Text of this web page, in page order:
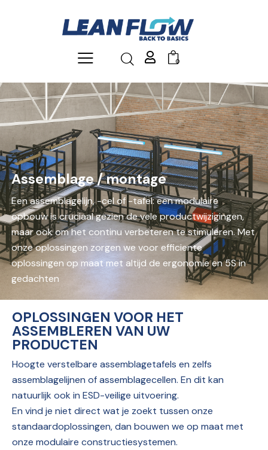
0
Assemblage / montage
Een assemblagelijn, -cel of -tafel: een modulaire
opbouw is cruciaal gezien de vele productwijzigingen,
maar ook om het continu verbeteren te stimuleren. Met
onze oplossingen zorgen we voor efficiente
oplossingen op maat met altijd de ergonomie en 5S in
gedachten
OPLOSSINGEN VOOR HET
ASSEMBLEREN VAN UW
PRODUCTEN
Hoogte verstelbare assemblagetafels en zelfs
assemblagelijnen of assemblagecellen. En dit kan
natuurlijk ook in ESD-veilige uitvoering.
En vind je niet direct wat je zoekt tussen onze
standaardoplossingen, dan bouwen we op maat met
onze modulaire constructiesystemen.